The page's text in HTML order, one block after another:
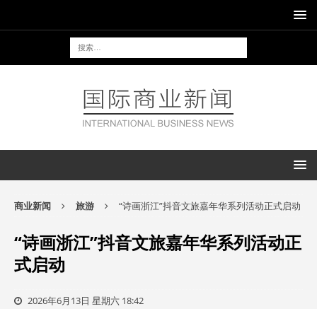
商业新闻 旅游 “诗画浙江”抖音文旅嘉年华系列活动正式启动
“诗画浙江”抖音文旅嘉年华系列活动正
式启动
2026年6月13日 星期六 18:42